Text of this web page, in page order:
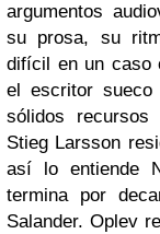
argumentos
su prosa, su
difícil en un caso
el escritor sueco
sólidos
Stieg Larsson
así lo entiende
termina por
Salander. Oplev